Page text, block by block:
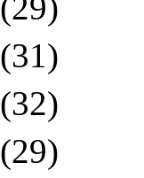
(31)
(32)
(29)